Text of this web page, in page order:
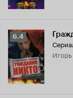
Рейтинг
Кинопоиска
6.4
6.4